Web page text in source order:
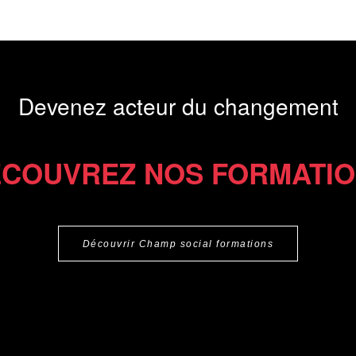
Devenez acteur du changement
NOS
Découvrir Champ social formations